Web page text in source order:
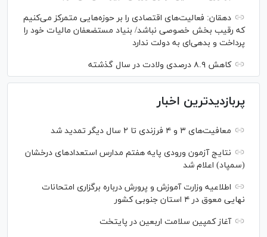
دهقان: فعالیت‌های اقتصادی را بر حوزه‌هایی متمرکز می‌کنیم
که رقیب بخش خصوصی نباشد/ بنیاد مستضعفان مالیات خود را
پرداخت و بدهی‌ای به دولت ندارد
کاهش ۸.۹ درصدی ولادت در سال گذشته
پربازدیدترین اخبار
معافیت‌های ۳ و ۴ فرزندی تا ۲ سال دیگر تمدید شد
نتایج آزمون ورودی پایه هفتم مدارس استعدادهای درخشان
(سمپاد) اعلام شد
اطلاعیه وزارت آموزش و پرورش درباره برگزاری امتحانات
نهایی معوق در ۴ استان جنوبی کشور
آغاز کمپین سلامت اربعین در پایتخت